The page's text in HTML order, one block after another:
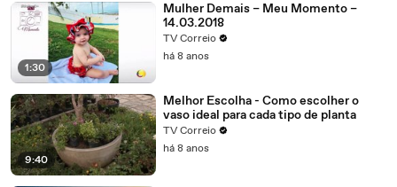
1:30
Mulher Demais – Meu Momento –
14.03.2018
TV Correio
há 8 anos
9:40
Melhor Escolha - Como escolher o
vaso ideal para cada tipo de planta
TV Correio
há 8 anos